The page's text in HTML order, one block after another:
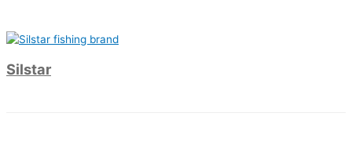
Silstar